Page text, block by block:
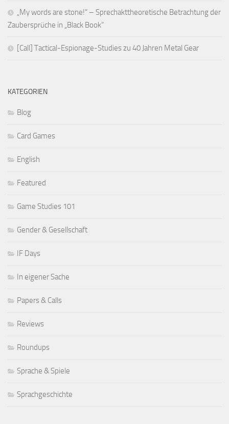
„My words are stone!“ – Sprechakttheoretische Betrachtung der
Zaubersprüche in „Black Book“
[Call] Tactical-Espionage-Studies zu 40 Jahren Metal Gear
KATEGORIEN
Blog
Card Games
English
Featured
Game Studies 101
Gender & Gesellschaft
IF Days
In eigener Sache
Papers & Calls
Reviews
Roundups
Sprache & Spiele
Sprachgeschichte